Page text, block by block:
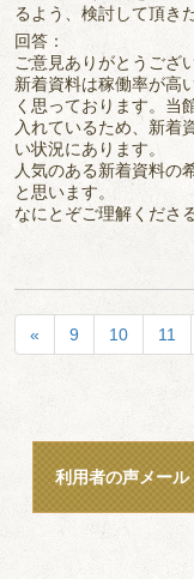
るよう、検討して頂き
回答：
ご意見ありがとうござ
新着資料は稼働率が高
く思っております。当
入れているため、新着
い状況にあります。
人気のある新着資料の
と思います。
なにとぞご理解くださ
« 9 10 11
利用者の声メール